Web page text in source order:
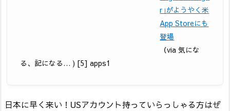
r｣がようやく米
App Storeにも
登場
（via 気にな
る、記になる… ) [5] apps1
日本に早く来い！USアカウント持っていらっしゃる方はぜ